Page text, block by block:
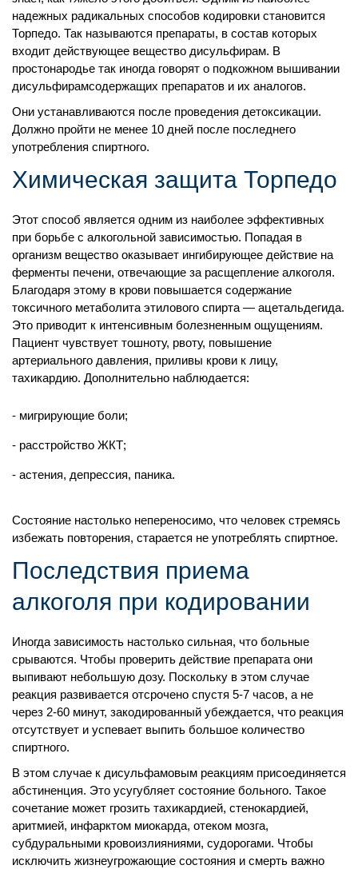
надежных радикальных способов кодировки становится
Торпедо. Так называются препараты, в состав которых
входит действующее вещество дисульфирам. В
простонародье так иногда говорят о подкожном вышивании
дисульфирамсодержащих препаратов и их аналогов.
Они устанавливаются после проведения детоксикации.
Должно пройти не менее 10 дней после последнего
употребления спиртного.
Химическая защита Торпедо
Этот способ является одним из наиболее эффективных
при борьбе с алкогольной зависимостью. Попадая в
организм вещество оказывает ингибирующее действие на
ферменты печени, отвечающие за расщепление алкоголя.
Благодаря этому в крови повышается содержание
токсичного метаболита этилового спирта — ацетальдегида.
Это приводит к интенсивным болезненным ощущениям.
Пациент чувствует тошноту, рвоту, повышение
артериального давления, приливы крови к лицу,
тахикардию. Дополнительно наблюдается:
мигрирующие боли;
расстройство ЖКТ;
астения, депрессия, паника.
Состояние настолько непереносимо, что человек стремясь
избежать повторения, старается не употреблять спиртное.
Последствия приема
алкоголя при кодировании
Иногда зависимость настолько сильная, что больные
срываются. Чтобы проверить действие препарата они
выпивают небольшую дозу. Поскольку в этом случае
реакция развивается отсрочено спустя 5-7 часов, а не
через 2-60 минут, закодированный убеждается, что реакция
отсутствует и успевает выпить большое количество
спиртного.
В этом случае к дисульфамовым реакциям присоединяется
абстиненция. Это усугубляет состояние больного. Такое
сочетание может грозить тахикардией, стенокардией,
аритмией, инфарктом миокарда, отеком мозга,
субдуральными кровоизлияниями, судорогами. Чтобы
исключить жизнеугрожающие состояния и смерть важно